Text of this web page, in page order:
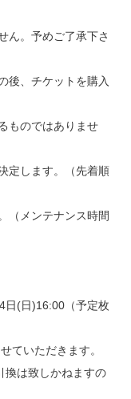
ん。予めご了承下さ
後、チケットを購入
ものではありませ
定します。（先着順
（メンテナンス時間
日(日)16:00（予定枚
ていただきます。
換は致しかねますの